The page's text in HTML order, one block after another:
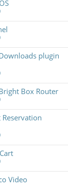
plugin
Box Router
Video